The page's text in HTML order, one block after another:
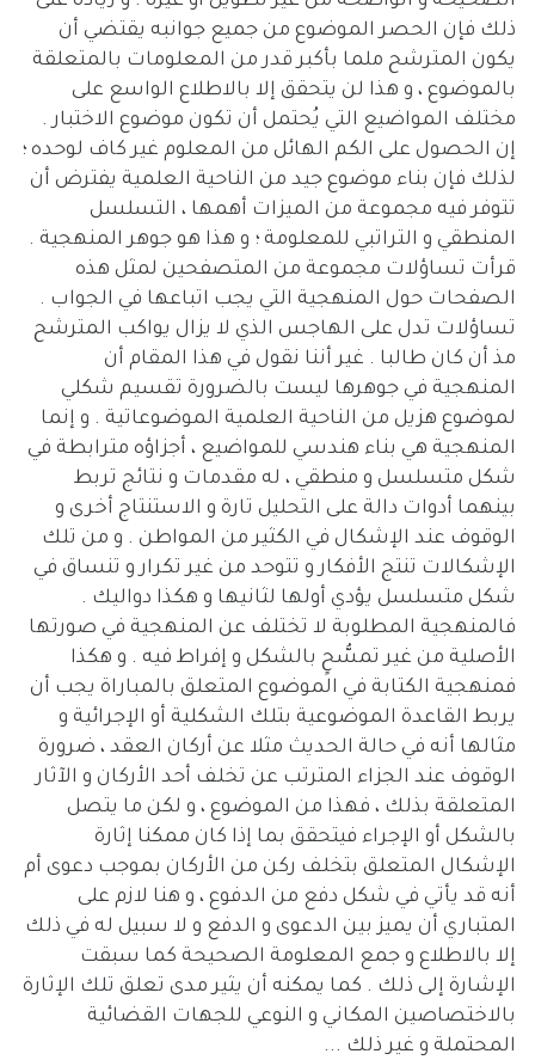
ذلك فإن الحصر الموضوع من جميع جوانبه يقتضي أن
يكون المترشح ملما بأكبر قدر من المعلومات بالمتعلقة
بالموضوع ، و هذا لن يتحقق إلا بالاطلاع الواسع على
مختلف المواضيع التي يُحتمل أن تكون موضوع الاختبار .
إن الحصول على الكم الهائل من المعلوم غير كاف لوحده ؛
لذلك فإن بناء موضوع جيد من الناحية العلمية يفترض أن
تتوفر فيه مجموعة من الميزات أهمها ، التسلسل
المنطقي و التراتبي للمعلومة ؛ و هذا هو جوهر المنهجية .
قرأت تساؤلات مجموعة من المتصفحين لمثل هذه
الصفحات حول المنهجية التي يجب اتباعها في الجواب .
تساؤلات تدل على الهاجس الذي لا يزال يواكب المترشح
مذ أن كان طالبا . غير أننا نقول في هذا المقام أن
المنهجية في جوهرها ليست بالضرورة تقسيم شكلي
لموضوع هزيل من الناحية العلمية الموضوعاتية . و إنما
المنهجية هي بناء هندسي للمواضيع ، أجزاؤه مترابطة في
شكل متسلسل و منطقي ، له مقدمات و نتائج تربط
بينهما أدوات دالة على التحليل تارة و الاستنتاج أخرى و
الوقوف عند الإشكال في الكثير من المواطن . و من تلك
الإشكالات تنتج الأفكار و تتوحد من غير تكرار و تنساق في
شكل متسلسل يؤدي أولها لثانيها و هكذا دواليك .
فالمنهجية المطلوبة لا تختلف عن المنهجية في صورتها
الأصلية من غير تمسُّحٍ بالشكل و إفراط فيه . و هكذا
فمنهجية الكتابة في الموضوع المتعلق بالمباراة يجب أن
يربط القاعدة الموضوعية بتلك الشكلية أو الإجرائية و
مثالها أنه في حالة الحديث مثلا عن أركان العقد ، ضرورة
الوقوف عند الجزاء المترتب عن تخلف أحد الأركان و الآثار
المتعلقة بذلك ، فهذا من الموضوع ، و لكن ما يتصل
بالشكل أو الإجراء فيتحقق بما إذا كان ممكنا إثارة
الإشكال المتعلق بتخلف ركن من الأركان بموجب دعوى أم
أنه قد يأتي في شكل دفع من الدفوع ، و هنا لازم على
المتباري أن يميز بين الدعوى و الدفع و لا سبيل له في ذلك
إلا بالاطلاع و جمع المعلومة الصحيحة كما سبقت
الإشارة إلى ذلك . كما يمكنه أن يثير مدى تعلق تلك الإثارة
بالاختصاصين المكاني و النوعي للجهات القضائية
المحتملة و غير ذلك ...